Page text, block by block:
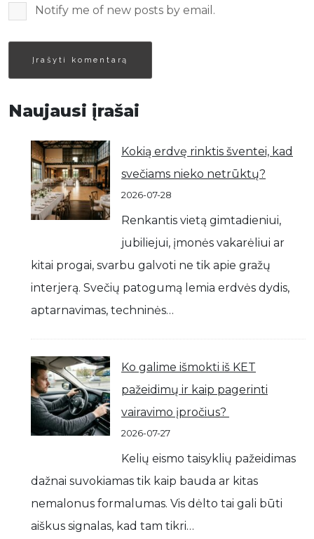
Notify me of new posts by email.
Naujausi įrašai
Kokią erdvę rinktis šventei, kad
svečiams nieko netrūktų?
2026-07-28
Renkantis vietą gimtadieniui,
jubiliejui, įmonės vakarėliui ar
kitai progai, svarbu galvoti ne tik apie gražų
interjerą. Svečių patogumą lemia erdvės dydis,
aptarnavimas, techninės…
Ko galime išmokti iš KET
pažeidimų ir kaip pagerinti
vairavimo įpročius?
2026-07-27
Kelių eismo taisyklių pažeidimas
dažnai suvokiamas tik kaip bauda ar kitas
nemalonus formalumas. Vis dėlto tai gali būti
aiškus signalas, kad tam tikri…